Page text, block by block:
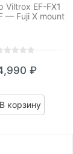
Viltrox EF-FX1
— Fuji X mount
₽
В корзину